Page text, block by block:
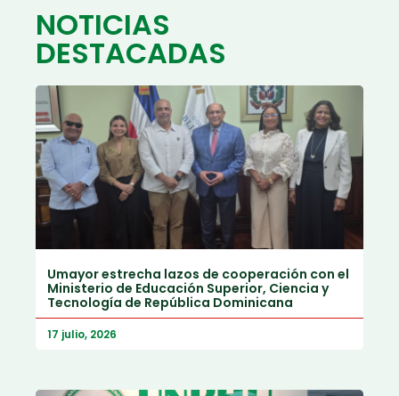
NOTICIAS
DESTACADAS
Umayor estrecha lazos de cooperación con el
Ministerio de Educación Superior, Ciencia y
Tecnología de República Dominicana
17 julio, 2026